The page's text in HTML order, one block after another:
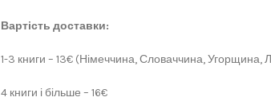
Вартість доставки:
1-3 книги – 13€ (Німеччина, Словаччина, Угорщина,
4 книги і більше – 16€